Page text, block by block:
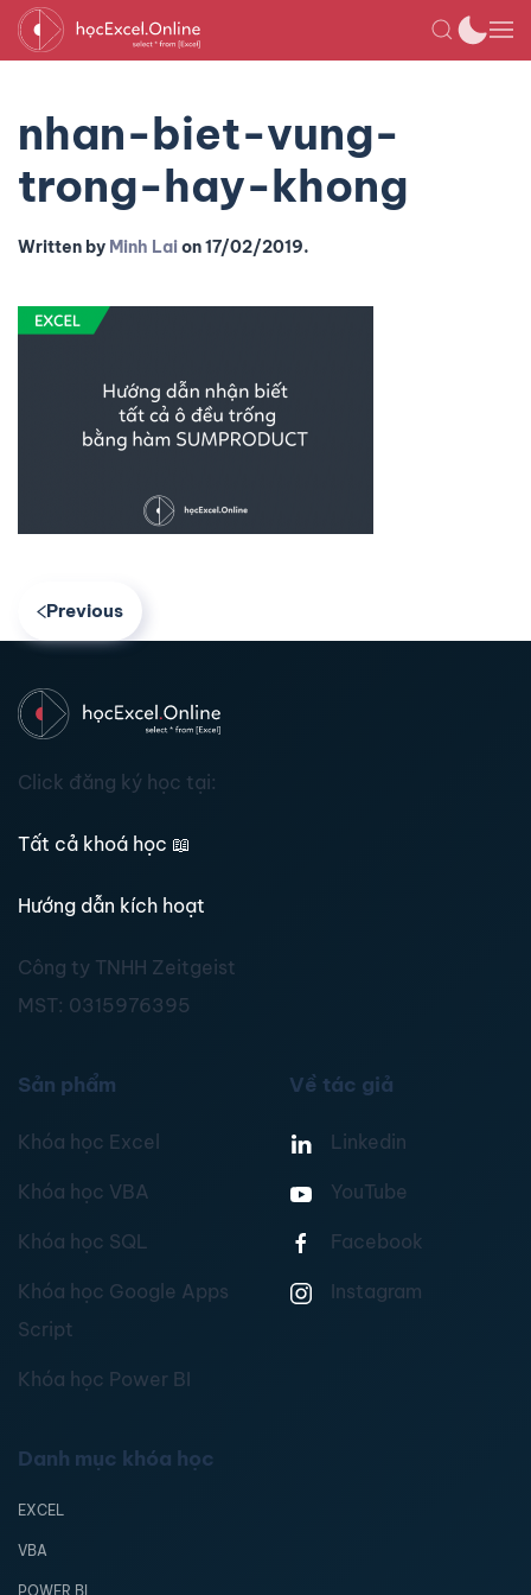
nhan-biet-vung-
trong-hay-khong
Written by Minh Laion17/02/2019.
Previous
Click đăng ký học tại:
Tất cả khoá học 📖
Hướng dẫn kích hoạt
Công ty TNHH Zeitgeist
MST: 0315976395
Sản phẩm
Khóa học Excel
Khóa học VBA
Khóa học SQL
Khóa học Google Apps
Script
Khóa học Power BI
Về tác giả
Linkedin
YouTube
Facebook
Instagram
Danh mục khóa học
EXCEL
VBA
POWER BI